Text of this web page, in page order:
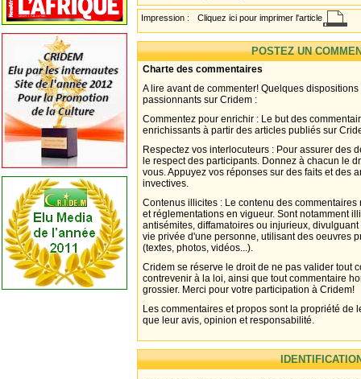
Impression : Cliquez ici pour imprimer l'article
POSTEZ UN
Charte des commentaires
A lire avant de commenter! Quelques
passionnants sur Cridem :
Commentez pour enrichir : Le but des
enrichissants à partir des articles publiés sur
Respectez vos interlocuteurs : Pour assurer des
le respect des participants. Donnez à chacun le
vous. Appuyez vos réponses sur des faits et des
invectives.
Contenus illicites : Le contenu des
et réglementations en vigueur. Sont notamment
antisémites, diffamatoires ou injurieux,
vie privée d'une personne, utilisant des oeuvres
(textes, photos, vidéos...).
Cridem se réserve le droit de ne pas valider tout
contrevenir à la loi, ainsi que tout commentaire
grossier. Merci pour votre participation à Cridem!
Les commentaires et propos sont la propriété de
que leur avis, opinion et responsabilité.